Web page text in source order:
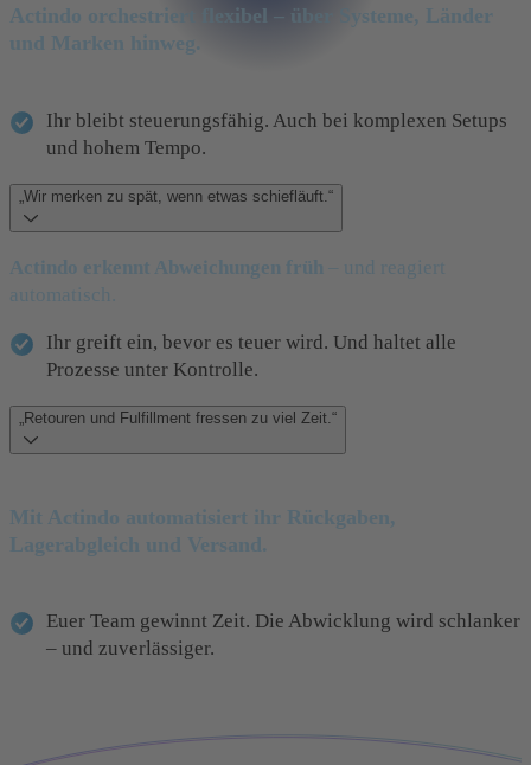
Actindo orchestriert flexibel – über Systeme, Länder
und Marken hinweg.
Ihr bleibt steuerungsfähig. Auch bei komplexen Setups
und hohem Tempo.
„Wir merken zu spät, wenn etwas schiefläuft.“
Actindo erkennt Abweichungen früh – und reagiert
automatisch.
Ihr greift ein, bevor es teuer wird. Und haltet alle
Prozesse unter Kontrolle.
„Retouren und Fulfillment fressen zu viel Zeit.“
Mit Actindo automatisiert ihr Rückgaben,
Lagerabgleich und Versand.
Euer Team gewinnt Zeit. Die Abwicklung wird schlanker
– und zuverlässiger.